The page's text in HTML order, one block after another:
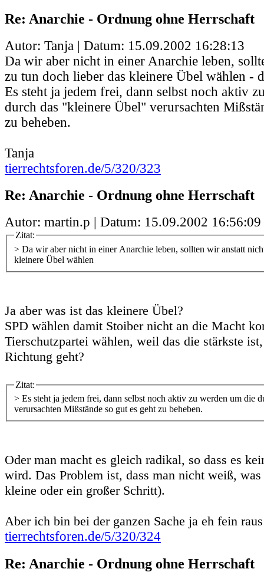
Re: Anarchie - Ordnung ohne Herrschaft
Autor: Tanja | Datum: 15.09.2002 16:28:13
Da wir aber nicht in einer Anarchie leben,
zu tun doch lieber das kleinere Übel wählen -
Es steht ja jedem frei, dann selbst noch aktiv
durch das "kleinere Übel" verursachten
zu beheben.
Tanja
tierrechtsforen.de/5/320/323
Re: Anarchie - Ordnung ohne Herrschaft
Autor: martin.p | Datum: 15.09.2002 16:56:09
Zitat:
> Da wir aber nicht in einer Anarchie leben, sollten wir anstatt
kleinere Übel wählen
Ja aber was ist das kleinere Übel?
SPD wählen damit Stoiber nicht an die Macht
Tierschutzpartei wählen, weil das die stärkste
Richtung geht?
Zitat:
> Es steht ja jedem frei, dann selbst noch aktiv zu werden um die
verursachten Mißstände so gut es geht zu beheben.
Oder man macht es gleich radikal, so dass es
wird. Das Problem ist, dass man nicht weiß,
kleine oder ein großer Schritt).
Aber ich bin bei der ganzen Sache ja eh fein
tierrechtsforen.de/5/320/324
Re: Anarchie - Ordnung ohne Herrschaft